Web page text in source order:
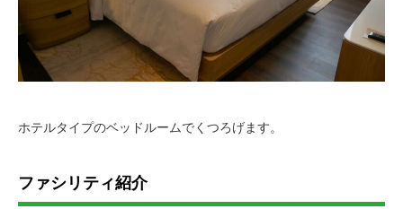
ホテルタイプのベッドルームでくつろげます。
ファシリティ紹介